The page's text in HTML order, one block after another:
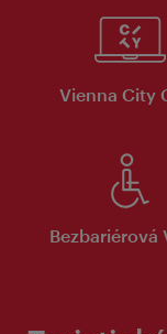
Vienna City
Bezbariérová